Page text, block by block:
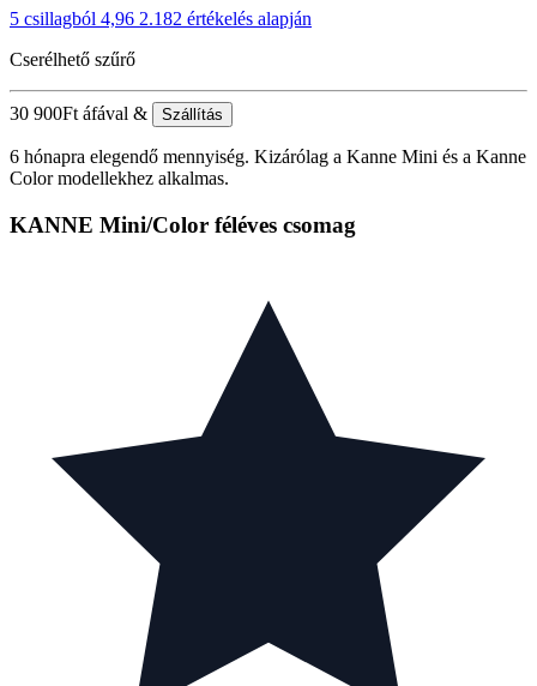
5 csillagból 4,96 2.182 értékelés alapján
Cserélhető szűrő
30 900Ft áfával & Szállítás
6 hónapra elegendő mennyiség. Kizárólag a Kanne Mini és a Kanne
Color modellekhez alkalmas.
KANNE Mini/Color féléves csomag